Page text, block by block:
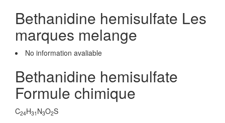
Bethanidine hemisulfate Les
marques melange
No information avaliable
Bethanidine hemisulfate
Formule chimique
C24H31 N3O2S